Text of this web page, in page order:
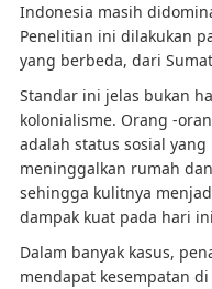
Indonesia masih
Penelitian ini dilakukan
yang berbeda, dari
Standar ini jelas bukan
kolonialisme. Orang -
adalah status sosial
meninggalkan rumah
sehingga kulitnya
dampak kuat pada hari
Dalam banyak kasus,
mendapat kesempatan